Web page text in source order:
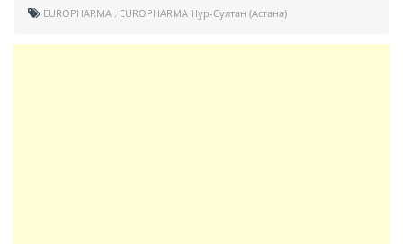
EUROPHARMA EUROPHARMA Нур-Султан (Астана)